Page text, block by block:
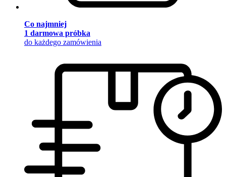
Co najmniej
1 darmowa próbka
do każdego zamówienia